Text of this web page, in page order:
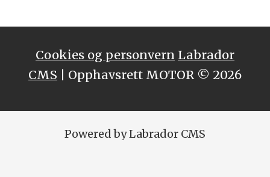
Cookies og personvern Labrador
CMS | Opphavsrett MOTOR © 2026
Powered by Labrador CMS